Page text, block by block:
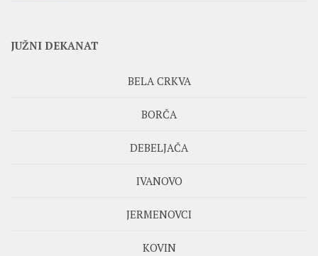
JUŽNI DEKANAT
BELA CRKVA
BORČA
DEBELJAČA
IVANOVO
JERMENOVCI
KOVIN